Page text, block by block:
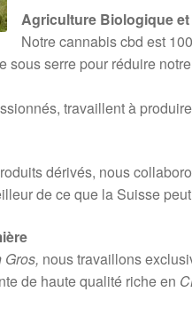
Agriculture Biologique
Notre cannabis cbd est
sous serre pour réduire
travaillent à
dérivés, nous
de ce que la Suisse
Gros, nous travaillons
de haute qualité riche en